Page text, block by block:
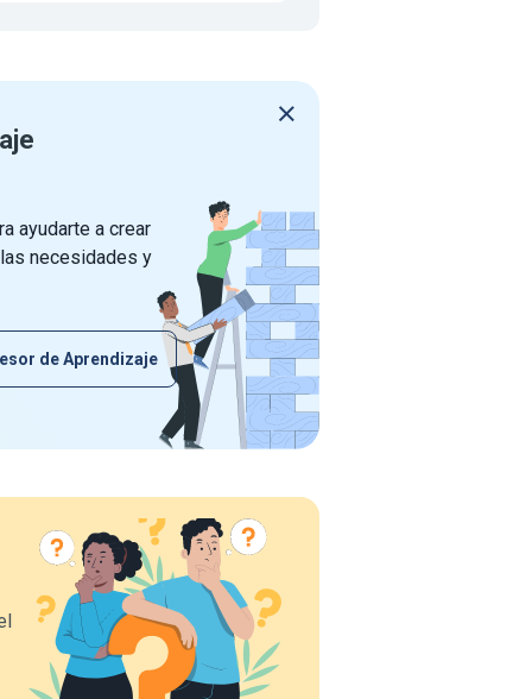
ayudarte a crear
necesidades y
de Aprendizaje